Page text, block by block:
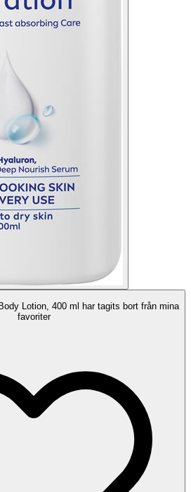
Lotion, 400 ml har tagits bort från mina
favoriter